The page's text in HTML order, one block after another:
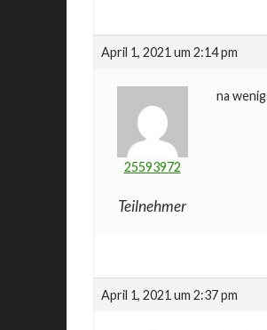
April 1, 2021 um 2:14 pm
25593972
Teilnehmer
na
April 1, 2021 um 2:37 pm